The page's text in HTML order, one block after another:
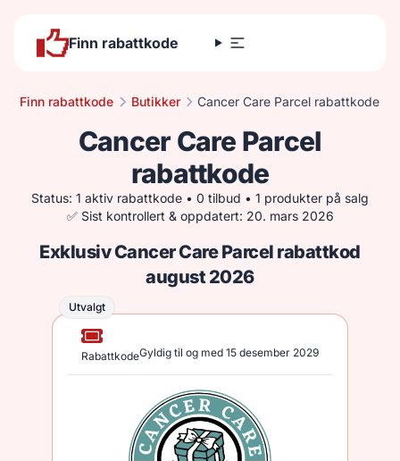
Finn rabattkode
Finn rabattkode Butikker Cancer Care Parcel rabattkode
Cancer Care Parcel
rabattkode
Status: 1 aktiv rabattkode • 0 tilbud • 1 produkter på salg
✅ Sist kontrollert & oppdatert: 20. mars 2026
Exklusiv Cancer Care Parcel rabattkod
august 2026
Utvalgt
RabattkodeGyldig til og med 15 desember 2029